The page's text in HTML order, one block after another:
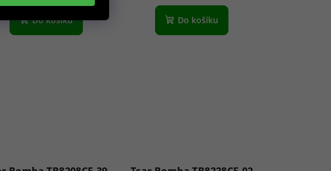
Do košíku Do košíku